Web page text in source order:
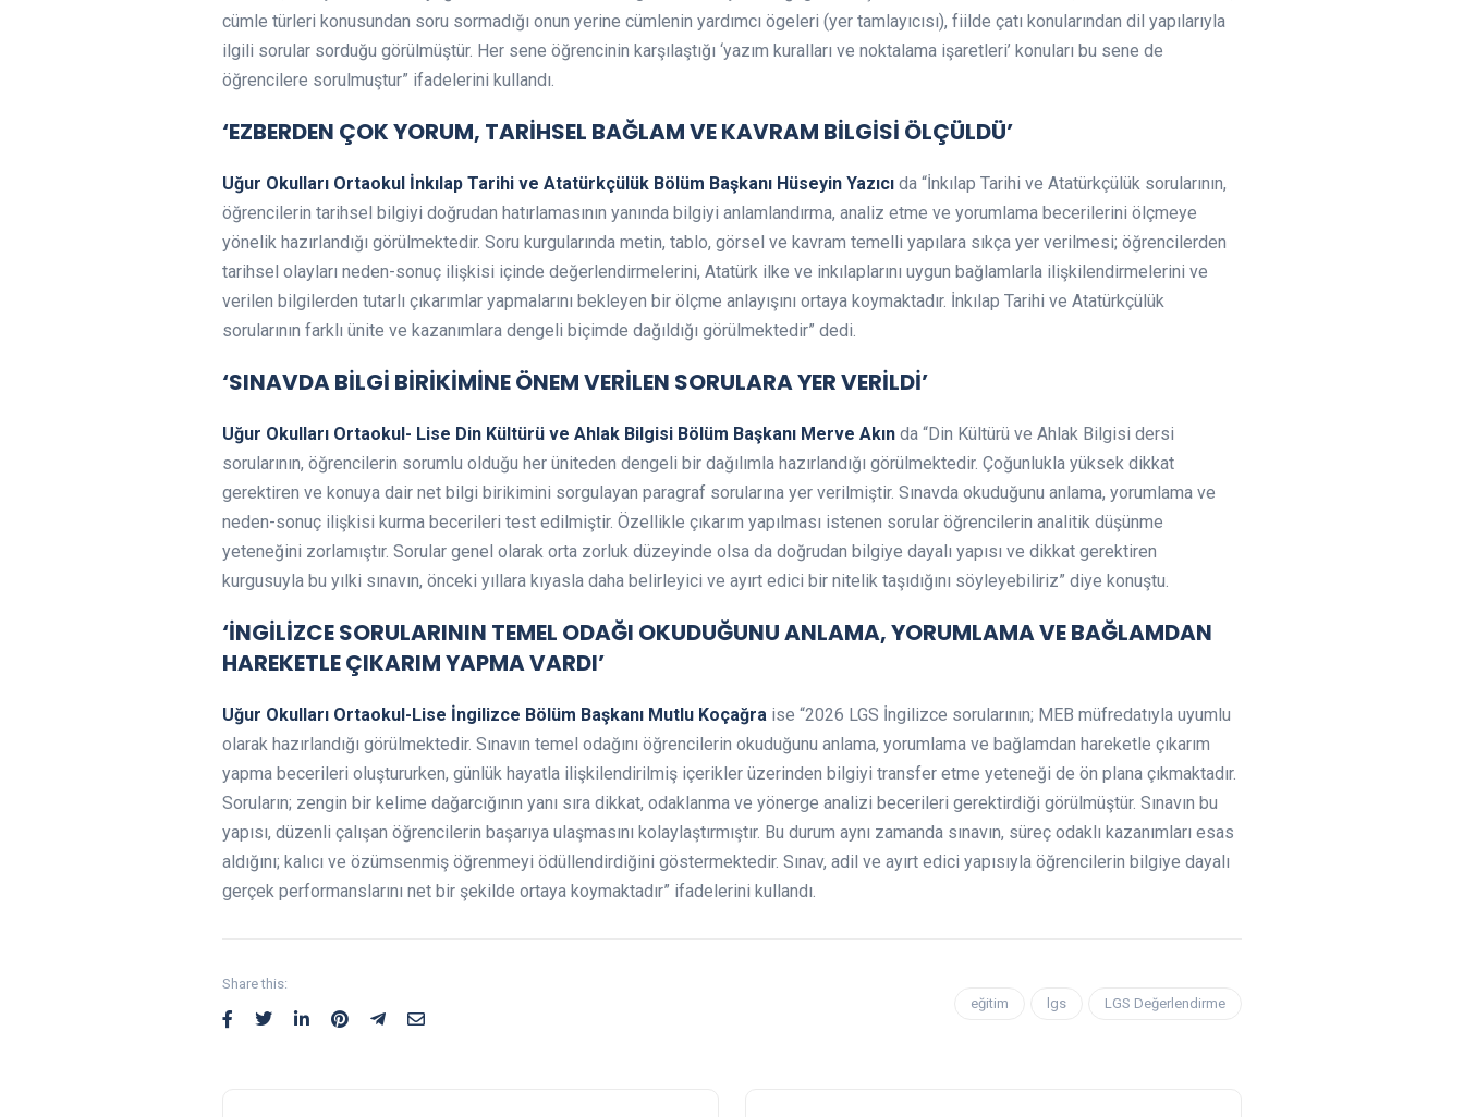
cümle türleri konusundan soru sormadığı onun yerine cümlenin yardımcı ögeleri (yer tamlayıcısı), fiilde çatı konularından dil yapılarıyla
ilgili sorular sorduğu görülmüştür. Her sene öğrencinin karşılaştığı ‘yazım kuralları ve noktalama işaretleri’ konuları bu sene de
öğrencilere sorulmuştur” ifadelerini kullandı.
‘EZBERDEN ÇOK YORUM, TARİHSEL BAĞLAM VE KAVRAM BİLGİSİ ÖLÇÜLDÜ’
Uğur Okulları Ortaokul İnkılap Tarihi ve Atatürkçülük Bölüm Başkanı Hüseyin Yazıcı da “İnkılap Tarihi ve Atatürkçülük sorularının,
öğrencilerin tarihsel bilgiyi doğrudan hatırlamasının yanında bilgiyi anlamlandırma, analiz etme ve yorumlama becerilerini ölçmeye
yönelik hazırlandığı görülmektedir. Soru kurgularında metin, tablo, görsel ve kavram temelli yapılara sıkça yer verilmesi; öğrencilerden
tarihsel olayları neden-sonuç ilişkisi içinde değerlendirmelerini, Atatürk ilke ve inkılaplarını uygun bağlamlarla ilişkilendirmelerini ve
verilen bilgilerden tutarlı çıkarımlar yapmalarını bekleyen bir ölçme anlayışını ortaya koymaktadır. İnkılap Tarihi ve Atatürkçülük
sorularının farklı ünite ve kazanımlara dengeli biçimde dağıldığı görülmektedir” dedi.
‘SINAVDA BİLGİ BİRİKİMİNE ÖNEM VERİLEN SORULARA YER VERİLDİ’
Uğur Okulları Ortaokul- Lise Din Kültürü ve Ahlak Bilgisi Bölüm Başkanı Merve Akın da “Din Kültürü ve Ahlak Bilgisi dersi
sorularının, öğrencilerin sorumlu olduğu her üniteden dengeli bir dağılımla hazırlandığı görülmektedir. Çoğunlukla yüksek dikkat
gerektiren ve konuya dair net bilgi birikimini sorgulayan paragraf sorularına yer verilmiştir. Sınavda okuduğunu anlama, yorumlama ve
neden-sonuç ilişkisi kurma becerileri test edilmiştir. Özellikle çıkarım yapılması istenen sorular öğrencilerin analitik düşünme
yeteneğini zorlamıştır. Sorular genel olarak orta zorluk düzeyinde olsa da doğrudan bilgiye dayalı yapısı ve dikkat gerektiren
kurgusuyla bu yılki sınavın, önceki yıllara kıyasla daha belirleyici ve ayırt edici bir nitelik taşıdığını söyleyebiliriz” diye konuştu.
‘İNGİLİZCE SORULARININ TEMEL ODAĞI OKUDUĞUNU ANLAMA, YORUMLAMA VE BAĞLAMDAN
HAREKETLE ÇIKARIM YAPMA VARDI’
Uğur Okulları Ortaokul-Lise İngilizce Bölüm Başkanı Mutlu Koçağra ise “2026 LGS İngilizce sorularının; MEB müfredatıyla uyumlu
olarak hazırlandığı görülmektedir. Sınavın temel odağını öğrencilerin okuduğunu anlama, yorumlama ve bağlamdan hareketle çıkarım
yapma becerileri oluştururken, günlük hayatla ilişkilendirilmiş içerikler üzerinden bilgiyi transfer etme yeteneği de ön plana çıkmaktadır.
Soruların; zengin bir kelime dağarcığının yanı sıra dikkat, odaklanma ve yönerge analizi becerileri gerektirdiği görülmüştür. Sınavın bu
yapısı, düzenli çalışan öğrencilerin başarıya ulaşmasını kolaylaştırmıştır. Bu durum aynı zamanda sınavın, süreç odaklı kazanımları esas
aldığını; kalıcı ve özümsenmiş öğrenmeyi ödüllendirdiğini göstermektedir. Sınav, adil ve ayırt edici yapısıyla öğrencilerin bilgiye dayalı
gerçek performanslarını net bir şekilde ortaya koymaktadır” ifadelerini kullandı.
Share this:
eğitim
lgs LGS Değerlendirme